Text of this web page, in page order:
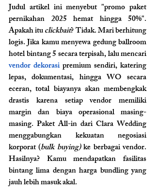
Judul artikel ini menyebut "promo paket
pernikahan 2025 hemat hingga 50%".
Apakah itu clickbait? Tidak. Mari berhitung
logis. Jika kamu menyewa gedung ballroom
hotel bintang 5 secara terpisah, lalu mencari
vendor dekorasi premium sendiri, katering
lepas, dokumentasi, hingga WO secara
eceran, total biayanya akan membengkak
drastis karena setiap vendor memiliki
margin dan biaya operasional masing-
masing. Paket All-in dari Clara Wedding
menggabungkan kekuatan negosiasi
korporat (bulk buying) ke berbagai vendor.
Hasilnya? Kamu mendapatkan fasilitas
bintang lima dengan harga bundling yang
jauh lebih masuk akal.